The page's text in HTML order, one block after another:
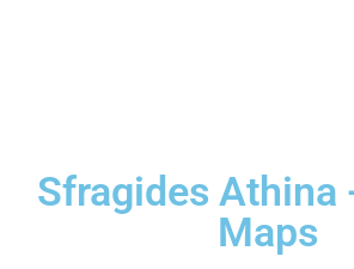
Sfragides Athina
Maps